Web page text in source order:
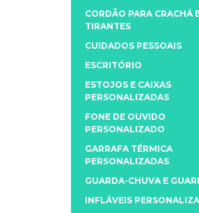
CORDÃO PARA CRACHÁ
TIRANTES
CUIDADOS PESSOAIS
ESCRITÓRIO
ESTOJOS E CAIXAS
PERSONALIZADAS
FONE DE OUVIDO
PERSONALIZADO
GARRAFA TÉRMICA
PERSONALIZADAS
GUARDA-CHUVA E
INFLÁVEIS